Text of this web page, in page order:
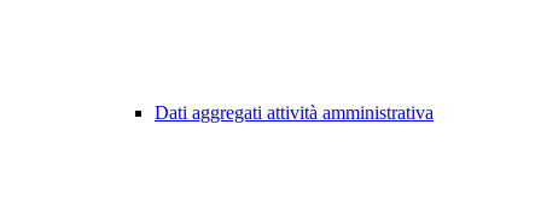
Dati aggregati attività amministrativa